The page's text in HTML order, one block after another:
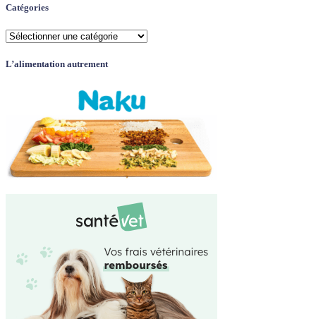
Catégories
Catégories
L’alimentation autrement